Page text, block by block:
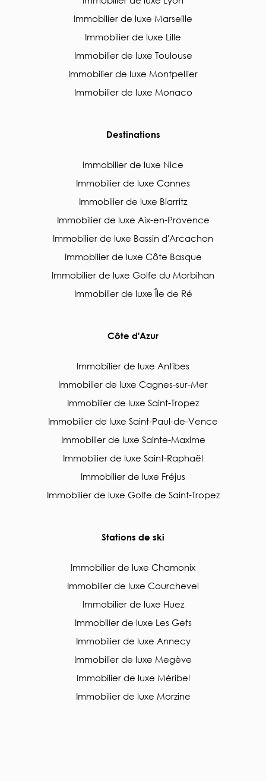
Immobilier de luxe Marseille
Immobilier de luxe Lille
Immobilier de luxe Toulouse
Immobilier de luxe Montpellier
Immobilier de luxe Monaco
Destinations
Immobilier de luxe Nice
Immobilier de luxe Cannes
Immobilier de luxe Biarritz
Immobilier de luxe Aix-en-Provence
Immobilier de luxe Bassin d'Arcachon
Immobilier de luxe Côte Basque
Immobilier de luxe Golfe du Morbihan
Immobilier de luxe Île de Ré
Côte d'Azur
Immobilier de luxe Antibes
Immobilier de luxe Cagnes-sur-Mer
Immobilier de luxe Saint-Tropez
Immobilier de luxe Saint-Paul-de-Vence
Immobilier de luxe Sainte-Maxime
Immobilier de luxe Saint-Raphaël
Immobilier de luxe Fréjus
Immobilier de luxe Golfe de Saint-Tropez
Stations de ski
Immobilier de luxe Chamonix
Immobilier de luxe Courchevel
Immobilier de luxe Huez
Immobilier de luxe Les Gets
Immobilier de luxe Annecy
Immobilier de luxe Megève
Immobilier de luxe Méribel
Immobilier de luxe Morzine